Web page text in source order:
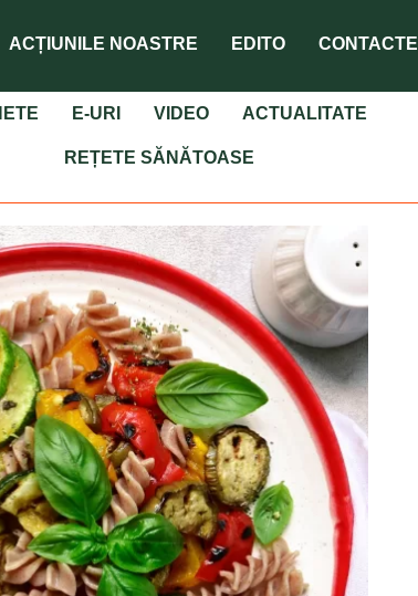
ACȚIUNILE NOASTRE EDITO CONTACTE
E-URI VIDEO ACTUALITATE
REȚETE SĂNĂTOASE